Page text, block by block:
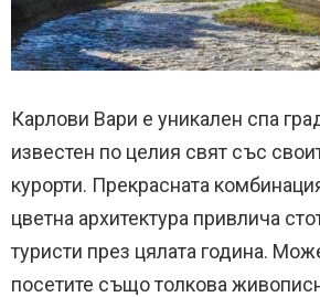
Карлови Вари е уникален спа
известен по целия свят със
курорти. Прекрасната
цветна архитектура привлича
туристи през цялата година.
посетите също толкова